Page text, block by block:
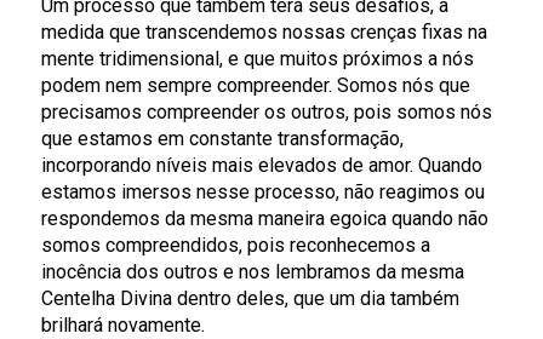
Um processo que também terá seus desafios, à
medida que transcendemos nossas crenças fixas na
mente tridimensional, e que muitos próximos a nós
podem nem sempre compreender. Somos nós que
precisamos compreender os outros, pois somos nós
que estamos em constante transformação,
incorporando níveis mais elevados de amor. Quando
estamos imersos nesse processo, não reagimos ou
respondemos da mesma maneira egoica quando não
somos compreendidos, pois reconhecemos a
inocência dos outros e nos lembramos da mesma
Centelha Divina dentro deles, que um dia também
brilhará novamente.